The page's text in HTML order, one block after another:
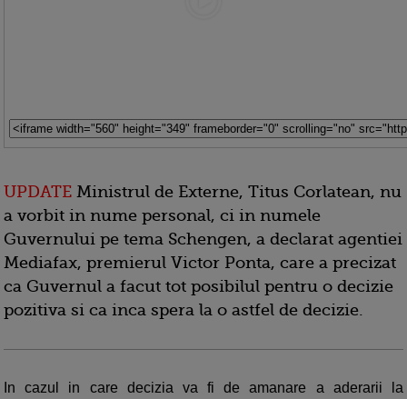
UPDATE Ministrul de Externe, Titus Corlatean, nu
a vorbit in nume personal, ci in numele
Guvernului pe tema Schengen, a declarat agentiei
Mediafax, premierul Victor Ponta, care a precizat
ca Guvernul a facut tot posibilul pentru o decizie
pozitiva si ca inca spera la o astfel de decizie.
In cazul in care decizia va fi de amanare a aderarii la